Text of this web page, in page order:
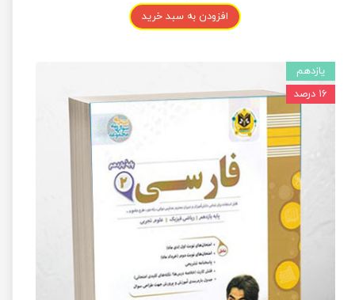
افزودن به سبد خرید
یازدهم
۱۶ درصد